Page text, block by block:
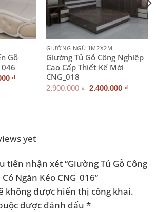
Gỗ
₫
GIƯỜNG NGỦ 1M2X2M
Giường Tủ Gỗ Công Nghiệp
Cao Cấp Thiết Kế Mới
CNG_018
2.900.000₫ Giá
2.400.000 ₫
yet
tiên nhận xét “Giường Tủ Gỗ Công
Ngăn Kéo CNG_016”
không được hiển thị công khai.
được đánh dấu *